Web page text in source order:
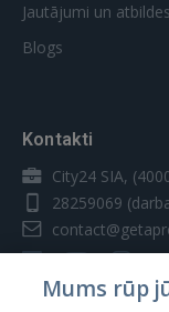
Jautājumi un atbildes
Blogs
Kontakti
City24 SIA,
28259069
Mums rūp